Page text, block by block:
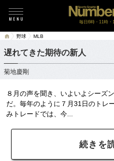
毎日6時・11時・
野球 MLB
遅れてきた期待の新人
菊地慶剛
８月の声を聞き、いよいよシーズ
だ。毎年のように７月31日のトレ
みトレードでは、今...
続きを